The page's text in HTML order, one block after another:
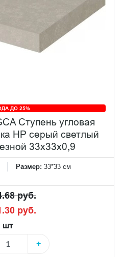
ДО 25%
Ступень угловая
HP серый светлый
33x33x0,9
Размер: 33*33 см
руб.
руб.
шт
+